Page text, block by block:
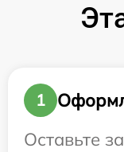
1
Оставьте